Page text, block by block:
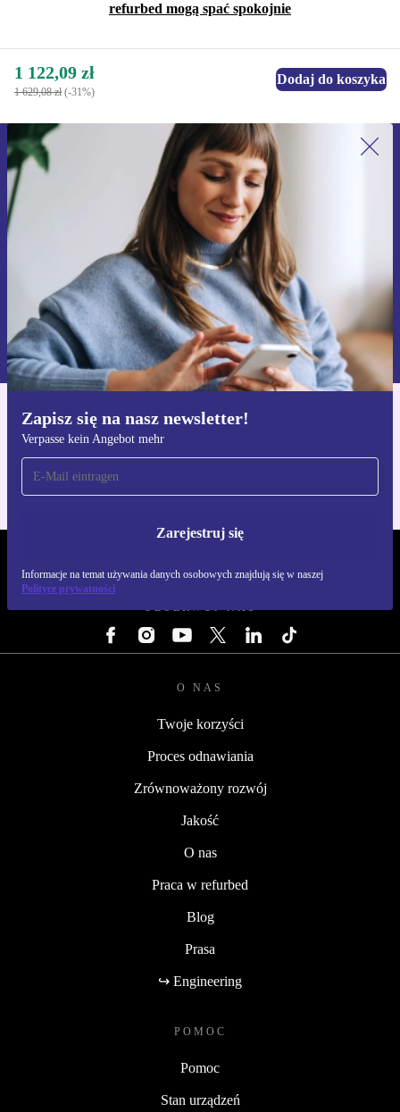
refurbed mogą spać spokojnie
1 122,09 zł
1 629,08 zł (-31%)
Dodaj do koszyka
Zapisz się na nasz newsletter!
Verpasse kein Angebot mehr
Zarejestruj się
Informacje na temat używania danych osobowych znajdują się w naszej
Polityce prywatności
Zapisz się na nasz newsletter!
Nie przegap żadnej oferty.
Zarejestruj się
Informacje na temat używania danych osobowych znajdują się w
naszej
Polityce prywatności
Pobierz aplikację refurbed
Dla iOS i Android
OBSERWUJ NAS
O NAS
Twoje korzyści
Proces odnawiania
Zrównoważony rozwój
Jakość
O nas
Praca w refurbed
Blog
Prasa
↪ Engineering
POMOC
Pomoc
Stan urządzeń